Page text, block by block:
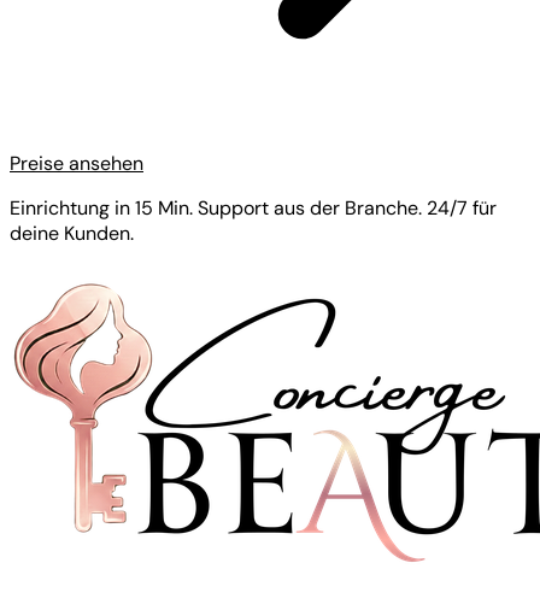
Preise ansehen
Einrichtung in 15 Min. Support aus der Branche. 24/7 für
deine Kunden.